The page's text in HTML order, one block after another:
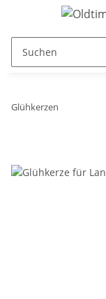
Glühkerzen